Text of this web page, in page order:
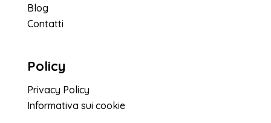
Blog
Contatti
Policy
Privacy Policy
Informativa sui cookie